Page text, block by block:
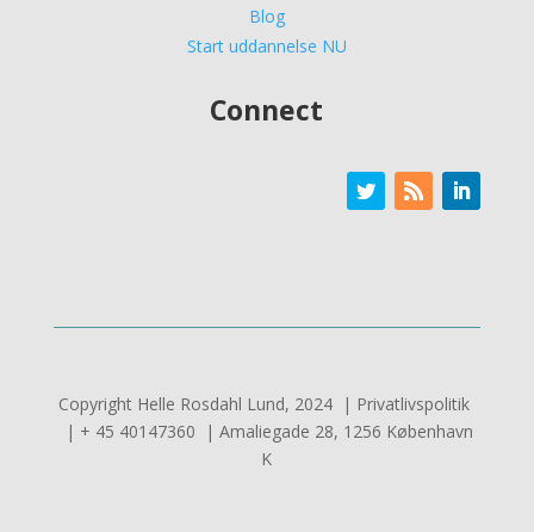
Blog
Start uddannelse NU
Connect
Copyright Helle Rosdahl Lund, 2024 | Privatlivspolitik
| + 45 40147360 | Amaliegade 28, 1256 København
K